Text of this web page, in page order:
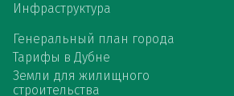
Инфраструктура
Генеральный план города
Тарифы в Дубне
Земли для жилищного
строительства